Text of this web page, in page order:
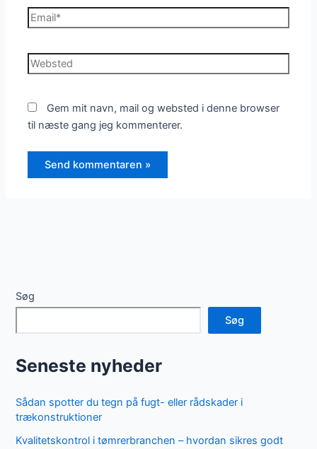
Email*
Websted
Gem mit navn, mail og websted i denne browser
til næste gang jeg kommenterer.
Søg
Søg
Seneste nyheder
Sådan spotter du tegn på fugt- eller rådskader i
trækonstruktioner
Kvalitetskontrol i tømrerbranchen – hvordan sikres godt